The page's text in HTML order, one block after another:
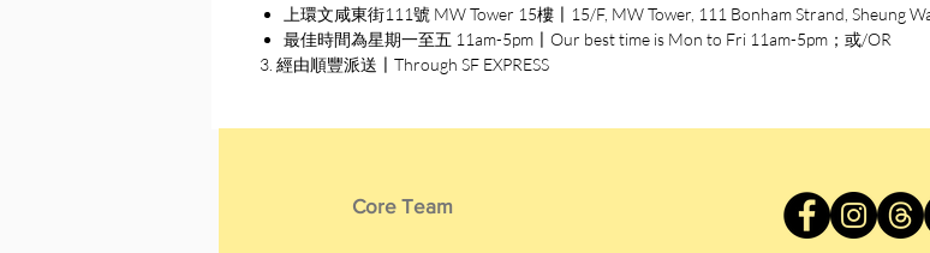
上環文咸東街111號 MW Tower 15樓〡15/F, MW Tower, 111 Bonham Strand, Sheung
最佳時間為星期一至五 11am-5pm〡Our best time is Mon to Fri 11am-5pm；或/OR
3. 經由順豐派送〡Through SF EXPRESS
Core Team